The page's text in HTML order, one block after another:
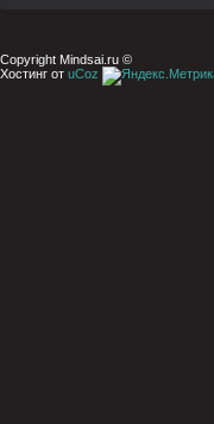
Copyright Mindsai.ru ©
Хостинг от uCoz